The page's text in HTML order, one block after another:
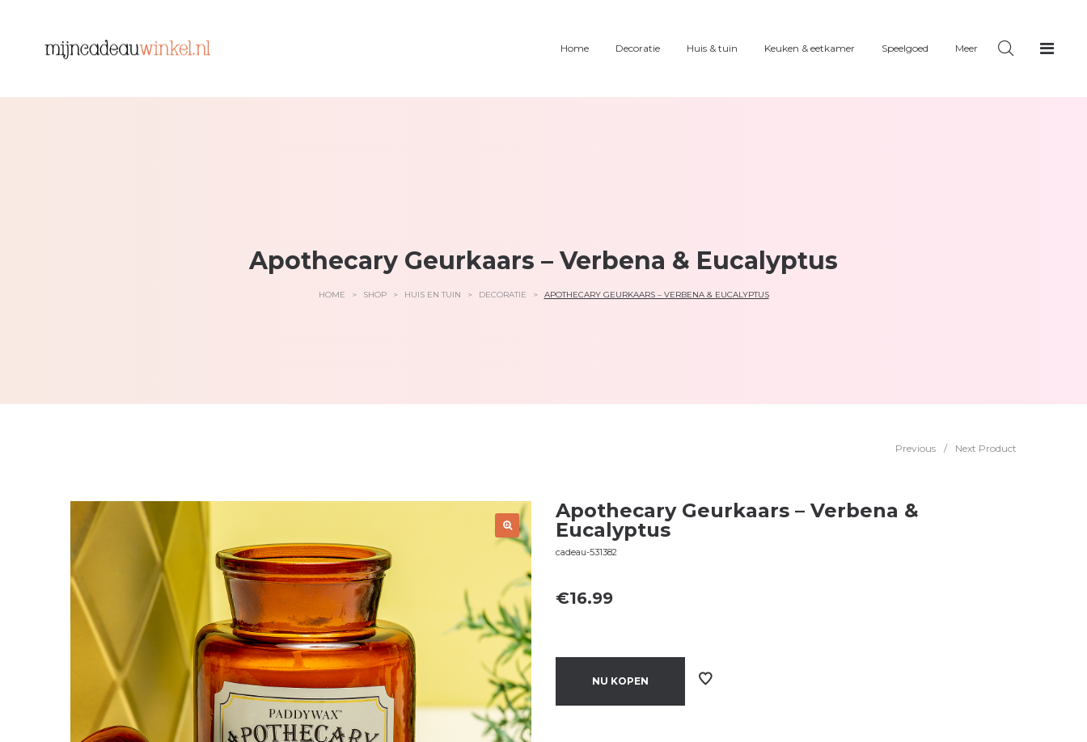
Home Decoratie Huis & tuin Keuken & eetkamer Speelgoed Meer
Apothecary Geurkaars – Verbena & Eucalyptus
HOME > SHOP > HUIS EN TUIN > DECORATIE > APOTHECARY GEURKAARS – VERBENA & EUCALYPTUS
Previous / Next Product
Apothecary Geurkaars – Verbena &
Eucalyptus
cadeau-531382
€16.99
NU KOPEN